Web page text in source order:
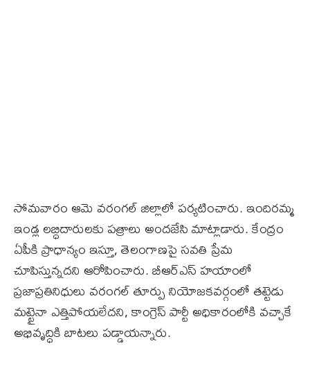
సోమవారం ఆమె వరంగల్​ జిల్లాలో పర్యటించారు. ఇందిరమ్మ
ఇండ్ల లబ్ధిదారులకు పత్రాలు అందజేసి మాట్లాడారు. కేంద్రం
ఏపీకి ప్రాధాన్యం ఇస్తూ, తెలంగాణపై సవతి ప్రేమ
చూపిస్తున్నదని ఆరోపించారు. బీఆర్​ఎస్​ హయాంలో
ప్రజాప్రతినిధులు వరంగల్​ తూర్పు నియోజకవర్గంలో తట్టెడు
మట్టైనా ఎత్తిపోయలేదని, కాంగ్రెస్​ పార్టీ అధికారంలోకి వచ్చాకే
అభివృద్ధికి బాటలు పడ్డాయన్నారు.